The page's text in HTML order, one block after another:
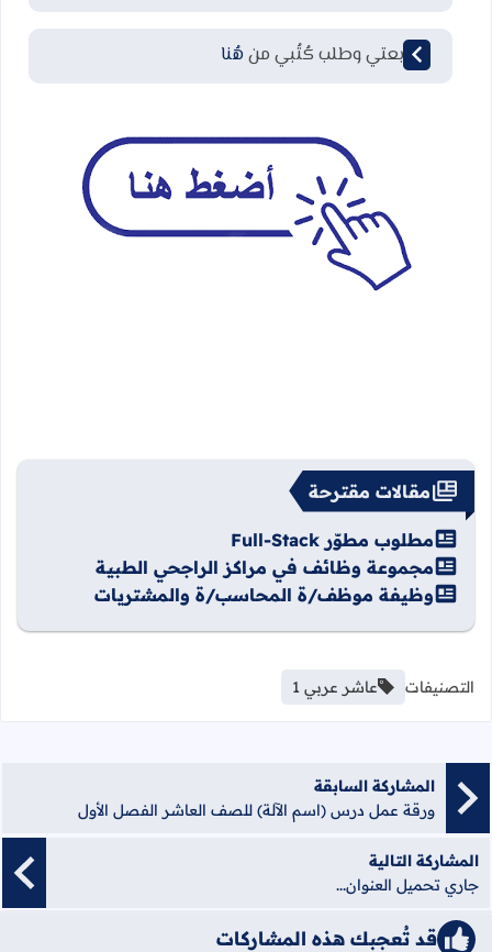
لمتابعتي وطلب كُتُبي من هُنا
مقالات مقترحة
مطلوب مطوّر Full-Stack
مجموعة وظائف في مراكز الراجحي الطبية
وظيفة موظف/ة المحاسب/ة والمشتريات
التصنيفات عاشر عربي 1
المشاركة السابقة
ورقة عمل درس (اسم الآلة) للصف العاشر الفصل الأول
المشاركة التالية
جاري تحميل العنوان...
قد تُعجبك هذه المشاركات